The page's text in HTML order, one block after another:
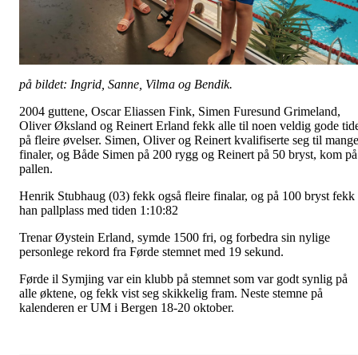
på bildet: Ingrid, Sanne, Vilma og Bendik.
2004 guttene, Oscar Eliassen Fink, Simen Furesund Grimeland,
Oliver Øksland og Reinert Erland fekk alle til noen veldig gode
på fleire øvelser. Simen, Oliver og Reinert kvalifiserte seg til mange
finaler, og Både Simen på 200 rygg og Reinert på 50 bryst, kom på
pallen.
Henrik Stubhaug (03) fekk også fleire finalar, og på 100 bryst fekk
han pallplass med tiden 1:10:82
Trenar Øystein Erland, symde 1500 fri, og forbedra sin nylige
personlege rekord fra Førde stemnet med 19 sekund.
Førde il Symjing var ein klubb på stemnet som var godt synlig på
alle øktene, og fekk vist seg skikkelig fram. Neste stemne på
kalenderen er UM i Bergen 18-20 oktober.